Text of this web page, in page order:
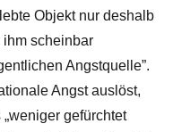
Objekt nur deshalb
scheinbar
Angstquelle”.
Angst auslöst,
gefürchtet